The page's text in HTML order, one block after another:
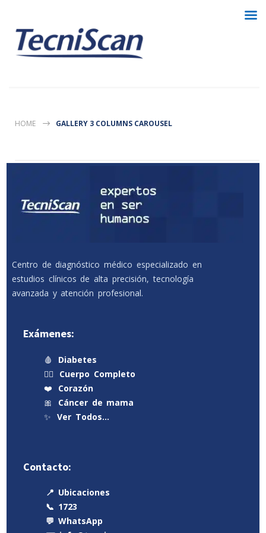
HOME GALLERY 3 COLUMNS CAROUSEL
Centro de diagnóstico médico especializado en
estudios clínicos de alta precisión, tecnología
avanzada y atención profesional.
Exámenes:
🩸
Diabetes
🧍‍♂️
Cuerpo Completo
❤️
Corazón
🎀
Cáncer de mama
✨ Ver Todos…
Contacto:
📍 Ubicaciones
📞 1723
💬 WhatsApp